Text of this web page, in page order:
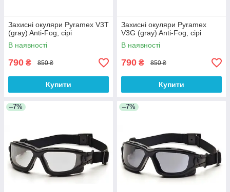
Захисні окуляри Pyramex V3T
(gray) Anti-Fog, сірі
В наявності
790 ₴ 850 ₴
Купити
Захисні окуляри Pyramex
V3G (gray) Anti-Fog, сірі
В наявності
790 ₴ 850 ₴
Купити
–7% –7%